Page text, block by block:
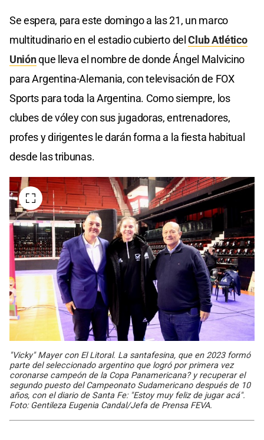
Se espera, para este domingo a las 21, un marco
multitudinario en el estadio cubierto delClub Atlético
Uniónque lleva el nombre de donde Ángel Malvicino
para Argentina-Alemania, con televisación de FOX
Sports para toda la Argentina. Como siempre, los
clubes de vóley con sus jugadoras, entrenadores,
profes y dirigentes le darán forma a la fiesta habitual
desde las tribunas.
"Vicky" Mayer con El Litoral. La santafesina, que en 2023 formó
parte del seleccionado argentino que logró por primera vez
coronarse campeón de la Copa Panamericana? y recuperar el
segundo puesto del Campeonato Sudamericano después de 10
años, con el diario de Santa Fe: "Estoy muy feliz de jugar acá".
Foto: Gentileza Eugenia Candal/Jefa de Prensa FEVA.